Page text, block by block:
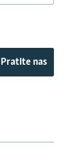
Pratite nas